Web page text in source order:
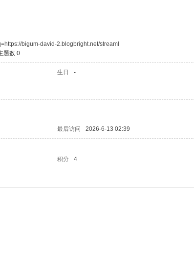
bigum-david-2.blogbright.net/streaml
题数 0
生日 -
最后访问 2026-6-13 02:39
积分 4